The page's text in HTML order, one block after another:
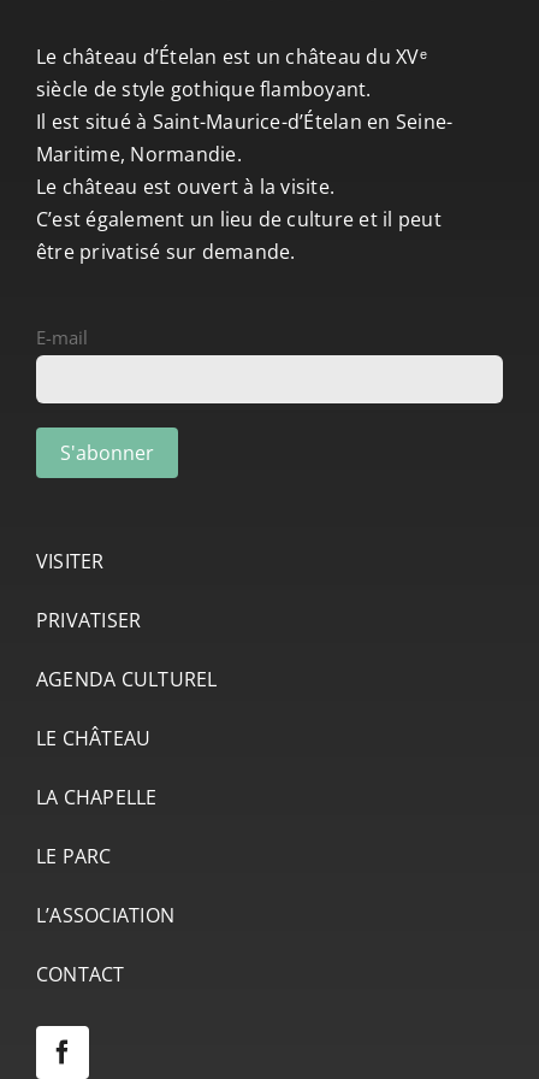
Le château d’Ételan est un château du XVᵉ
siècle de style gothique flamboyant.
Il est situé à Saint-Maurice-d’Ételan en Seine-
Maritime, Normandie.
Le château est ouvert à la visite.
C’est également un lieu de culture et il peut
être privatisé sur demande.
E-mail
VISITER
PRIVATISER
AGENDA CULTUREL
LE CHÂTEAU
LA CHAPELLE
LE PARC
L’ASSOCIATION
CONTACT